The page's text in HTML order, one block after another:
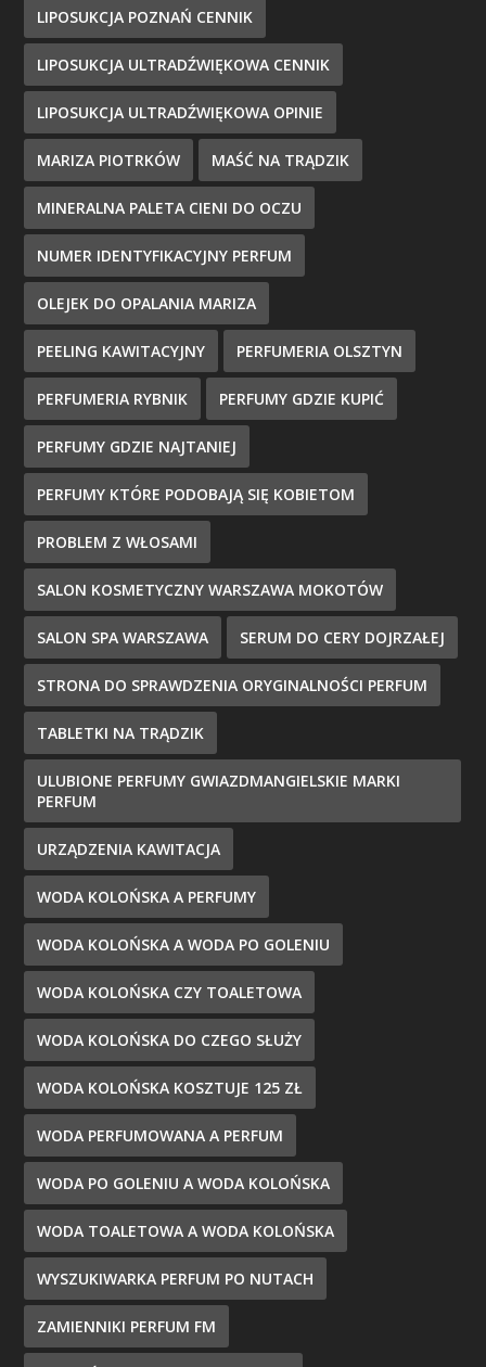
LIPOSUKCJA POZNAŃ CENNIK
LIPOSUKCJA ULTRADŹWIĘKOWA CENNIK
LIPOSUKCJA ULTRADŹWIĘKOWA OPINIE
MARIZA PIOTRKÓW MAŚĆ NA TRĄDZIK
MINERALNA PALETA CIENI DO OCZU
NUMER IDENTYFIKACYJNY PERFUM
OLEJEK DO OPALANIA MARIZA
PEELING KAWITACYJNY PERFUMERIA OLSZTYN
PERFUMERIA RYBNIK PERFUMY GDZIE KUPIĆ
PERFUMY GDZIE NAJTANIEJ
PERFUMY KTÓRE PODOBAJĄ SIĘ KOBIETOM
PROBLEM Z WŁOSAMI
SALON KOSMETYCZNY WARSZAWA MOKOTÓW
SALON SPA WARSZAWA SERUM DO CERY DOJRZAŁEJ
STRONA DO SPRAWDZENIA ORYGINALNOŚCI PERFUM
TABLETKI NA TRĄDZIK
ULUBIONE PERFUMY GWIAZDMANGIELSKIE MARKI
PERFUM
URZĄDZENIA KAWITACJA
WODA KOLOŃSKA A PERFUMY
WODA KOLOŃSKA A WODA PO GOLENIU
WODA KOLOŃSKA CZY TOALETOWA
WODA KOLOŃSKA DO CZEGO SŁUŻY
WODA KOLOŃSKA KOSZTUJE 125 ZŁ
WODA PERFUMOWANA A PERFUM
WODA PO GOLENIU A WODA KOLOŃSKA
WODA TOALETOWA A WODA KOLOŃSKA
WYSZUKIWARKA PERFUM PO NUTACH
ZAMIENNIKI PERFUM FM